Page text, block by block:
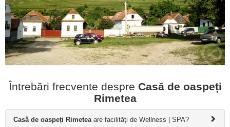
Întrebări frecvente despre Casă de oaspeți
Rimetea
Casă de oaspeți Rimetea are facilități de Wellness | SPA?